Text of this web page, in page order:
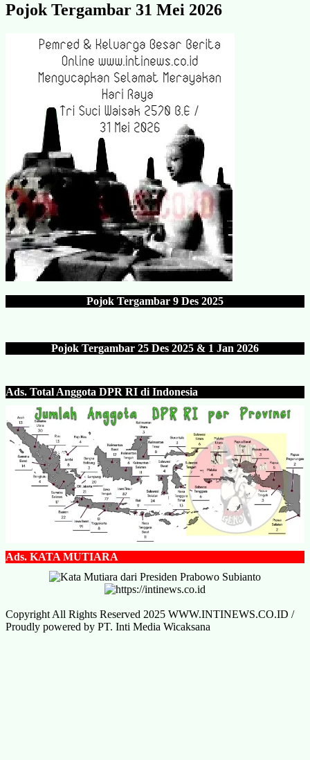
Pojok Tergambar 31 Mei 2026
Pojok Tergambar 9 Des 2025
Pojok Tergambar 25 Des 2025 & 1 Jan 2026
Ads. Total Anggota DPR RI di Indonesia
Ads. KATA MUTIARA
Copyright All Rights Reserved 2025 WWW.INTINEWS.CO.ID /
Proudly powered by PT. Inti Media Wicaksana